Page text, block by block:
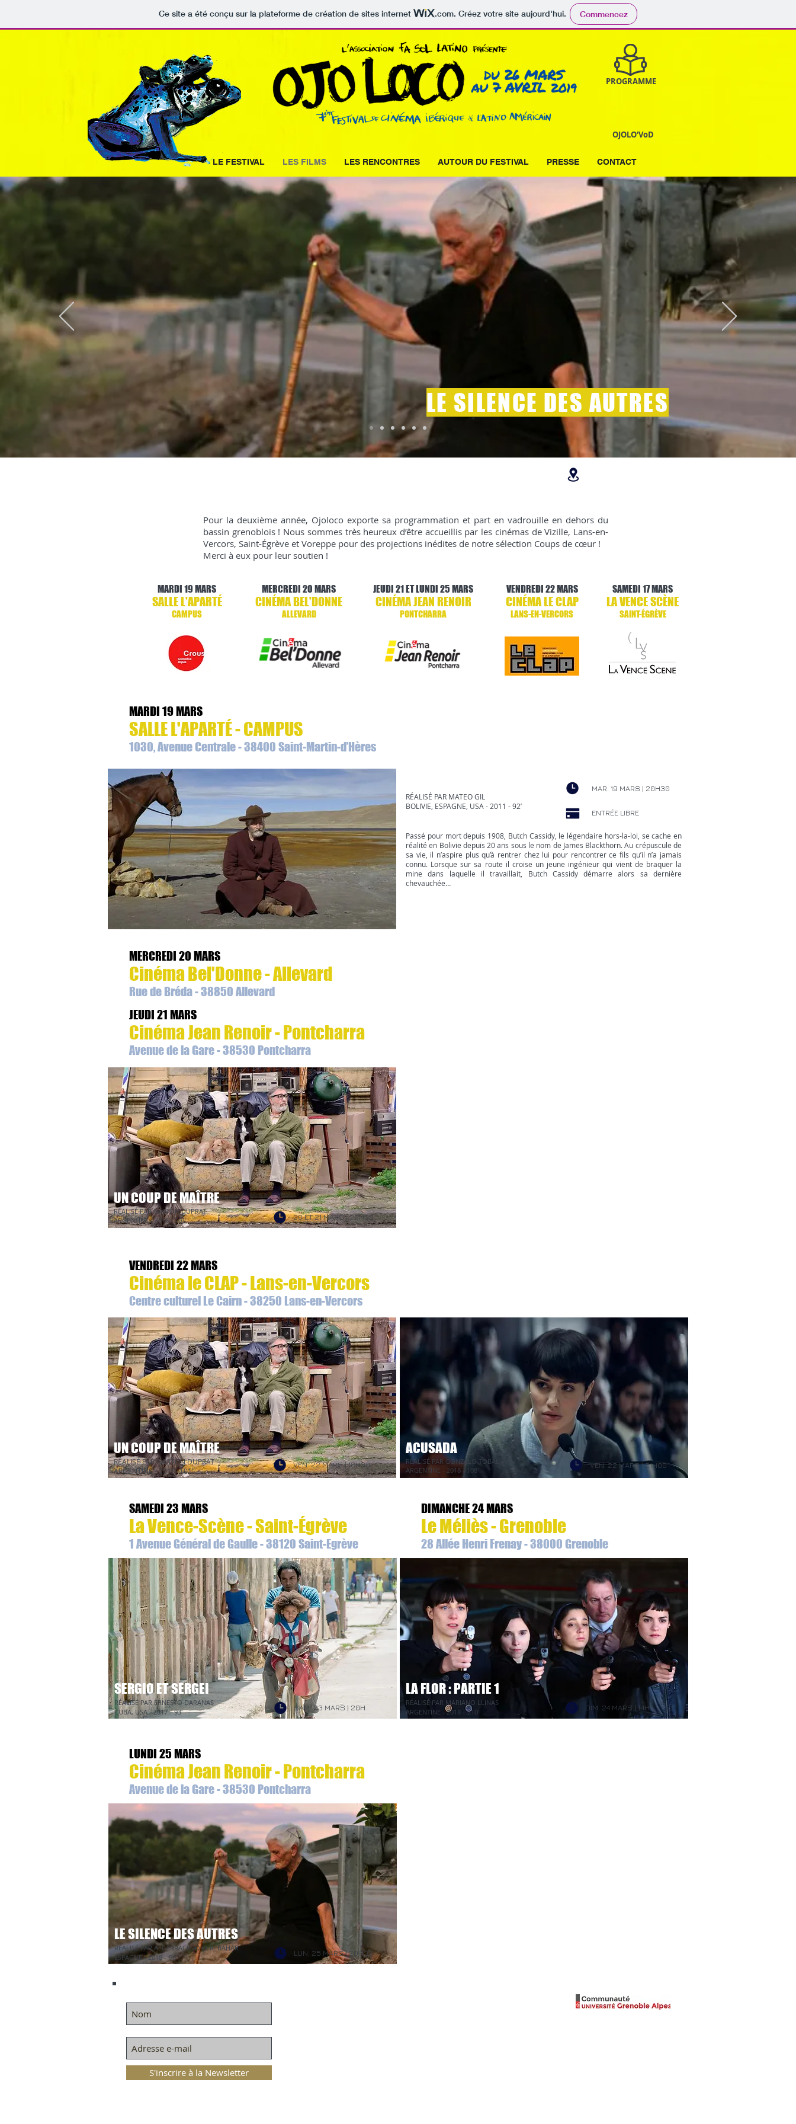
Ce site a été conçu sur la plateforme de création de sites internet .com. Créez votre site aujourd'hui. Commencez
PROGRAMME
LE FESTIVAL LES FILMS LES RENCONTRES AUTOUR DU FESTIVAL PRESSE CONTACT
OJOLO'VoD
LE SILENCE DES AUTRES
Pour la deuxième année, Ojoloco exporte sa programmation et part en vadrouille en dehors du
bassin grenoblois ! Nous sommes très heureux d’être accueillis par les cinémas de Vizille, Lans-en-
Vercors, Saint-Égrève et Voreppe pour des projections inédites de notre sélection Coups de cœur !
Merci à eux pour leur soutien !
MARDI 19 MARS
SALLE L'APARTÉ
CAMPUS
MERCREDI 20 MARS
CINÉMA BEL'DONNE
ALLEVARD
JEUDI 21 ET LUNDI 25 MARS
CINÉMA JEAN RENOIR
PONTCHARRA
VENDREDI 22 MARS
CINÉMA LE CLAP
LANS-EN-VERCORS
SAMEDI 17 MARS
LA VENCE SCÈNE
SAINT-ÉGRÈVE
MARDI 19 MARS
SALLE L'APARTÉ - CAMPUS
1030, Avenue Centrale - 38400 Saint-Martin-d’Hères
MAR. 19 MARS | 20H30
RÉALISÉ PAR MATEO GIL
BOLIVIE, ESPAGNE, USA - 2011 - 92’
Passé pour mort depuis 1908, Butch Cassidy, le légendaire hors-la-loi, se cache en
réalité en Bolivie depuis 20 ans sous le nom de James Blackthorn. Au crépuscule de
sa vie, il n’aspire plus qu’à rentrer chez lui pour rencontrer ce fils qu’il n’a jamais
connu. Lorsque sur sa route il croise un jeune ingénieur qui vient de braquer la
mine dans laquelle il travaillait, Butch Cassidy démarre alors sa dernière
chevauchée…
ENTRÉE LIBRE
MERCREDI 20 MARS
Cinéma Bel'Donne - Allevard
Rue de Bréda - 38850 Allevard
JEUDI 21 MARS
Cinéma Jean Renoir - Pontcharra
Avenue de la Gare - 38530 Pontcharra
UN COUP DE MAÎTRE
RÉALISÉ PAR GASTON DUPRAT
ARGENTINE - 2018 - 101’
20 ET 21 MARS | 20H30
VENDREDI 22 MARS
Cinéma le CLAP - Lans-en-Vercors
Centre culturel Le Cairn - 38250 Lans-en-Vercors
UN COUP DE MAÎTRE
RÉALISÉ PAR GASTON DUPRAT
ARGENTINE - 2018- 101’
VEN. 22 MARS | 18H30
SAMEDI 23 MARS
La Vence-Scène - Saint-Égrève
1 Avenue Général de Gaulle - 38120 Saint-Egrève
SERGIO ET SERGEI
RÉALISÉ PAR ERNESTO DARANAS
CUBA, USA - 2017 - 93' SAM. 23 MARS | 20H
ACUSADA
RÉALISÉ PAR GONZALO TOBAL
ARGENTINE - 2018 - 108'
VEN. 22 MARS | 21H00
DIMANCHE 24 MARS
Le Méliès - Grenoble
28 Allée Henri Frenay - 38000 Grenoble
LA FLOR : PARTIE 1
RÉALISÉ PAR MARIANO LLINAS
ARGENTINE - 2018 - 210' DIM. 24 MARS | 14H
LUNDI 25 MARS
Cinéma Jean Renoir - Pontcharra
Avenue de la Gare - 38530 Pontcharra
LE SILENCE DES AUTRES
RÉALISÉ PAR A. CARRACEDO et R. BAHAR
ESPAGNE - 2018 - 96' LUN. 25 MARS | 20H30
S'inscrire à la Newsletter